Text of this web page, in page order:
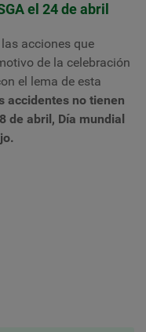
el 24 de abril
acciones que
de la celebración
el lema de esta
accidentes no tienen
de abril, Día mundial